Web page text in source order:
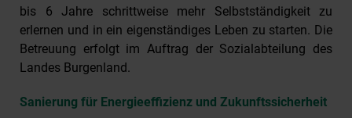
bis 6 Jahre schrittweise mehr Selbstständigkeit zu
erlernen und in ein eigenständiges Leben zu starten. Die
Betreuung erfolgt im Auftrag der Sozialabteilung des
Landes Burgenland.
Sanierung für Energieeffizienz und Zukunftssicherheit